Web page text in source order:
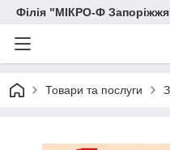
Філія "МІКРО-Ф
Товари та послуги